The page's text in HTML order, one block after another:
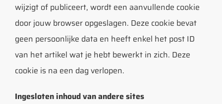
wijzigt of publiceert, wordt een aanvullende cookie
door jouw browser opgeslagen. Deze cookie bevat
geen persoonlijke data en heeft enkel het post ID
van het artikel wat je hebt bewerkt in zich. Deze
cookie is na een dag verlopen.
Ingesloten inhoud van andere sites